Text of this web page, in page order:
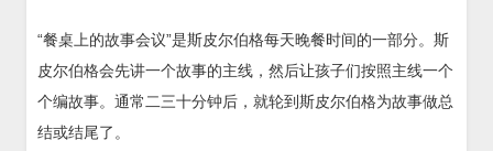
“餐桌上的故事会议”是斯皮尔伯格每天晚餐时间的一部分。斯
皮尔伯格会先讲一个故事的主线，然后让孩子们按照主线一个
个编故事。通常二三十分钟后，就轮到斯皮尔伯格为故事做总
结或结尾了。